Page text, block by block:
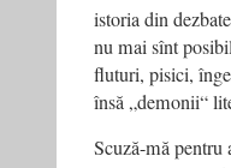
istoria din
nu mai sînt
fluturi, pisici,
însă „demonii“
Scuză-mă pentru